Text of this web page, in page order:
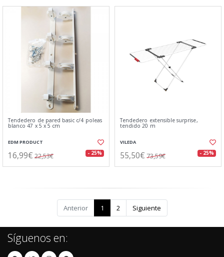
Tendedero de pared basic c/4 poleas
blanco 47 x 5 x 5 cm
EDM PRODUCT
16,99€ 22,53€ - 25%
Tendedero extensible surprise,
tendido 20 m
VILEDA
55,50€ 73,59€ - 25%
Anterior 1 2 Siguiente
Síguenos en: